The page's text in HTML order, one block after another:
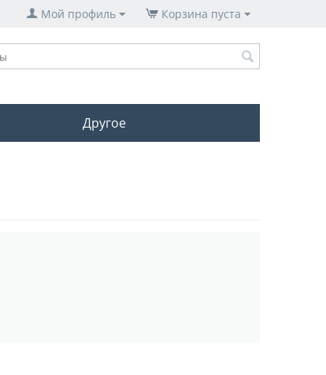
Корзина пуста
Мой профиль
Другое